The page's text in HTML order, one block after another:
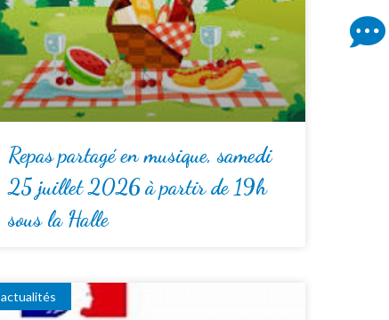
Repas partagé en musique, samedi
25 juillet 2026 à partir de 19h
sous la Halle
actualités